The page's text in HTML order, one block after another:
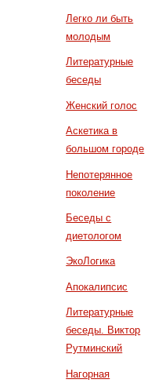
Легко ли быть
молодым
Литературные
беседы
Женский голос
Аскетика в
большом городе
Непотерянное
поколение
Беседы с
диетологом
ЭкоЛогика
Апокалипсис
Литературные
беседы. Виктор
Рутминский
Нагорная